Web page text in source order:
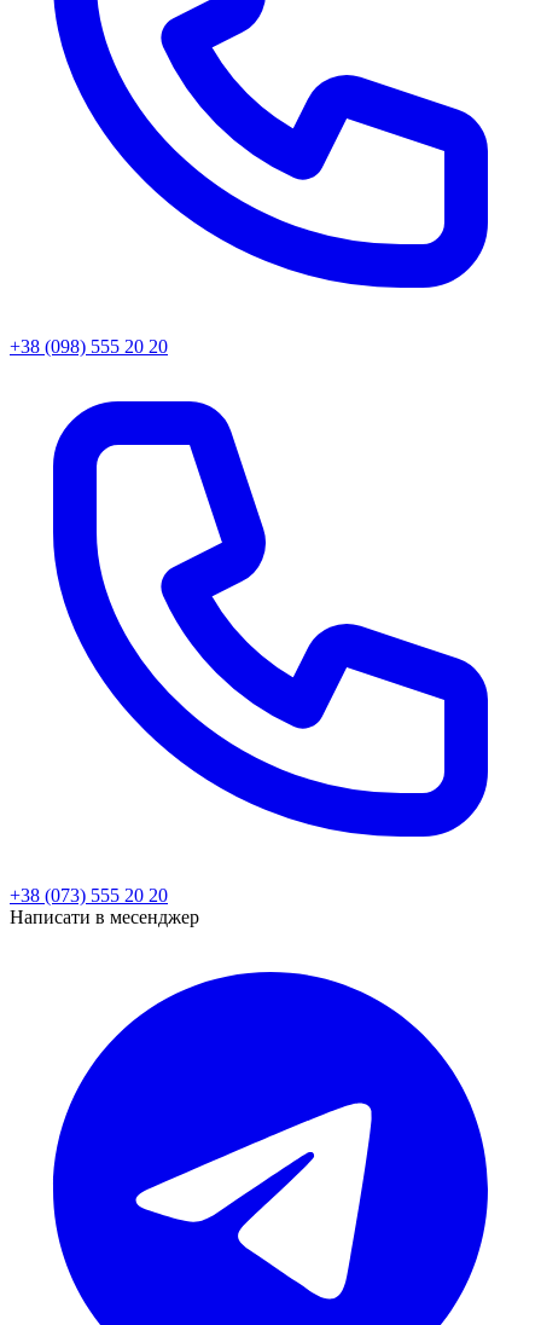
+38 (098) 555 20 20
+38 (073) 555 20 20
Написати в месенджер